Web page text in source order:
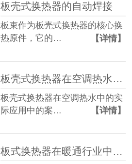
板壳式换热器的自动焊接
板束作为板壳式换热器的核心换
热原件，它的…
【详情】
板壳式换热器在空调热水上的应用-青岛瑞普特
板壳式换热器在空调热水中的实
际应用中的案…
【详情】